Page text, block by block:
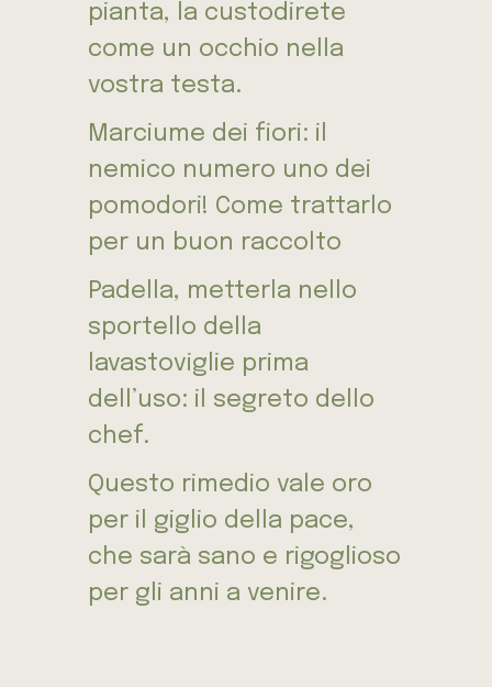
pianta, la custodirete
come un occhio nella
vostra testa.
Marciume dei fiori: il
nemico numero uno dei
pomodori! Come trattarlo
per un buon raccolto
Padella, metterla nello
sportello della
lavastoviglie prima
dell’uso: il segreto dello
chef.
Questo rimedio vale oro
per il giglio della pace,
che sarà sano e rigoglioso
per gli anni a venire.